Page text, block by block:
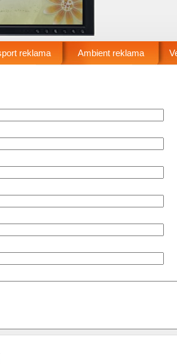
reklama Ambient reklama